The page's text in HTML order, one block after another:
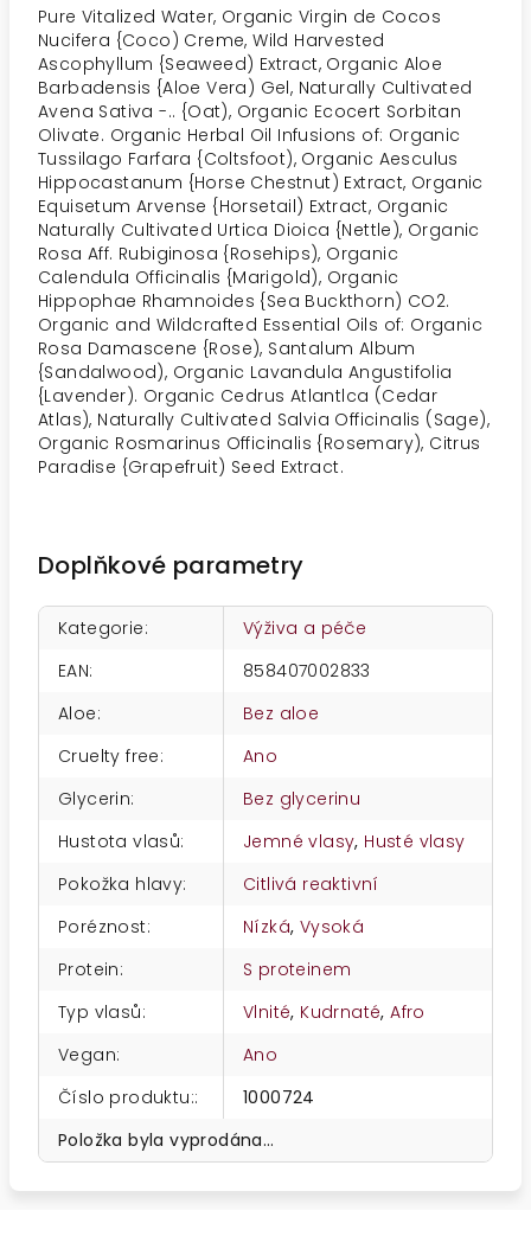
Pure Vitalized Water, Organic Virgin de Cocos
Nucifera {Coco) Creme, Wild Harvested
Ascophyllum {Seaweed) Extract, Organic Aloe
Barbadensis {Aloe Vera) Gel, Naturally Cultivated
Avena Sativa -.. {Oat), Organic Ecocert Sorbitan
Olivate. Organic Herbal Oil Infusions of: Organic
Tussilago Farfara {Coltsfoot), Organic Aesculus
Hippocastanum {Horse Chestnut) Extract, Organic
Equisetum Arvense {Horsetail) Extract, Organic
Naturally Cultivated Urtica Dioica {Nettle), Organic
Rosa Aff. Rubiginosa {Rosehips), Organic
Calendula Officinalis {Marigold), Organic
Hippophae Rhamnoides {Sea Buckthorn) CO2.
Organic and Wildcrafted Essential Oils of: Organic
Rosa Damascene {Rose), Santalum Album
{Sandalwood), Organic Lavandula Angustifolia
{Lavender). Organic Cedrus Atlantlca (Cedar
Atlas), Naturally Cultivated Salvia Officinalis (Sage),
Organic Rosmarinus Officinalis {Rosemary), Citrus
Paradise {Grapefruit) Seed Extract.
Doplňkové parametry
Kategorie:
Výživa a péče
EAN:
858407002833
Aloe:
Bez aloe
Cruelty free:
Ano
Glycerin:
Bez glycerinu
Hustota vlasů: Jemné vlasy, Husté vlasy
Pokožka hlavy:
Citlivá reaktivní
Poréznost: Nízká, Vysoká
Protein:
S proteinem
Typ vlasů: Vlnité, Kudrnaté,Afro
Vegan:
Ano
Číslo produktu::
1000724
Položka byla vyprodána…